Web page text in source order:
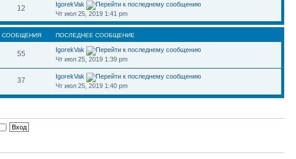
12
IgorekVak
Чт июл 25, 2019 1:41 pm
СООБЩЕНИЯ ПОСЛЕДНЕЕ СООБЩЕНИЕ
55
IgorekVak
Чт июл 25, 2019 1:39 pm
37
IgorekVak
Чт июл 25, 2019 1:40 pm